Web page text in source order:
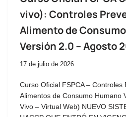
vivo): Controles
Alimento de
Versión 2.0 – Agosto
17 de julio de 2026
Curso Oficial FSPCA – Controles
Alimentos de Consumo Humano
Vivo – Virtual Web) NUEVO